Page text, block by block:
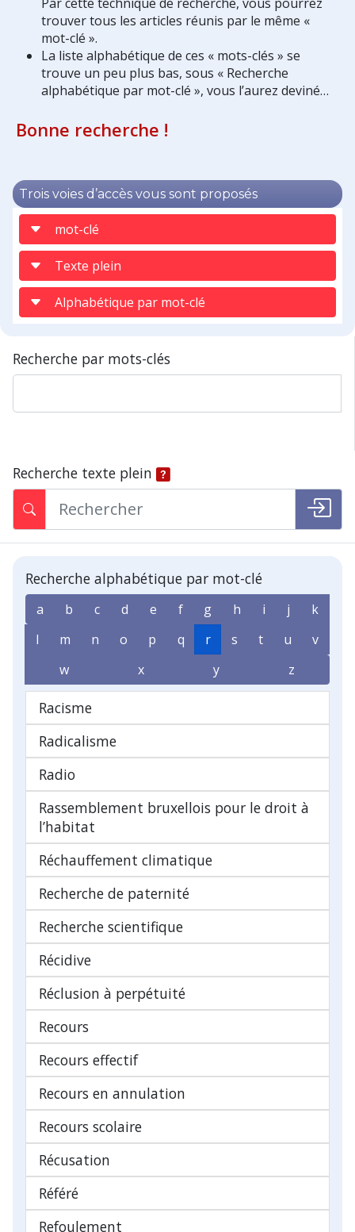
trouver tous les articles réunis par le même «
mot-clé ».
La liste alphabétique de ces « mots-clés » se
trouve un peu plus bas, sous « Recherche
alphabétique par mot-clé », vous l’aurez deviné…
Bonne recherche !
Trois voies d’accès vous sont proposés
mot-clé
Texte plein
Alphabétique par mot-clé
Recherche par mots-clés
Recherche texte plein
Recherche alphabétique par mot-clé
a b c d e f g h i j
k
l
m n o p q r s t u
v
w
x y z
Racisme
Radicalisme
Radio
Rassemblement bruxellois pour le droit à
l’habitat
Réchauffement climatique
Recherche de paternité
Recherche scientifique
Récidive
Réclusion à perpétuité
Recours
Recours effectif
Recours en annulation
Recours scolaire
Récusation
Référé
Refoulement